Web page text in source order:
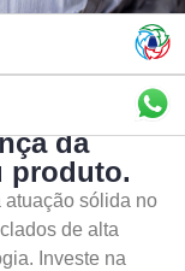
da
produto.
atuação sólida no
de alta
Investe na